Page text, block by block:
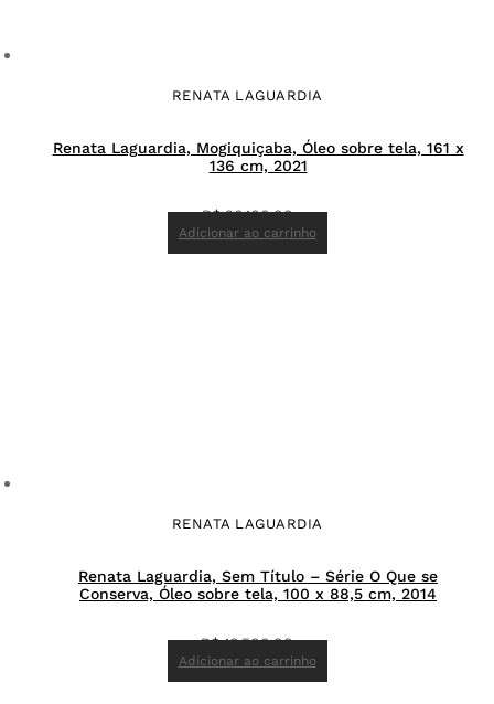
RENATA LAGUARDIA
Renata Laguardia, Mogiquiçaba, Óleo sobre tela, 161 x
136 cm, 2021
R$26.100,00
Adicionar ao carrinho
RENATA LAGUARDIA
Renata Laguardia, Sem Título – Série O Que se
Conserva, Óleo sobre tela, 100 x 88,5 cm, 2014
R$16.500,00
Adicionar ao carrinho